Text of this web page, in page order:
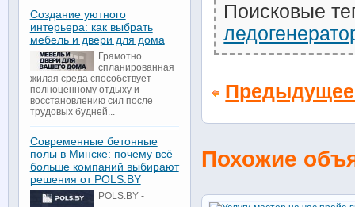
Поисковые
Похожие
Создание уютного
интерьера: как выбрать
мебель и двери для дома
Грамотно
спланированная
жилая среда способствует
полноценному отдыху и
восстановлению сил после
трудовых будней...
Современные бетонные
полы в Минске: почему всё
больше компаний выбирают
решения от POLS.BY
POLS.BY -